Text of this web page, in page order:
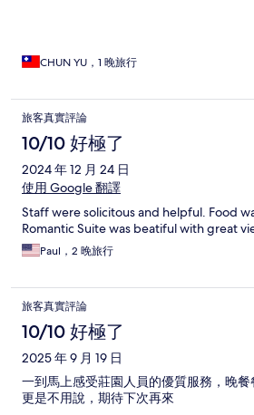
CHUN YU，1 晚旅行
旅客真實評論
10/10 好極了
2024 年 12 月 24 日
使用 Google 翻譯
Staff were solicitous and helpful. Food
Romantic Suite was beatiful with great
Paul，2 晚旅行
旅客真實評論
10/10 好極了
2025 年 9 月 19 日
一到馬上感受莊園人員的優質服務，晚
更是不用說，期待下次再來